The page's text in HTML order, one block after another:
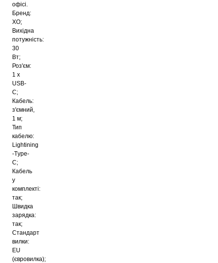
офісі.
Бренд:
ХО;
Вихідна
потужність:
30
Вт;
Роз'єм:
1 x
USB-
C;
Кабель:
з'ємний,
1 м;
Тип
кабелю:
Lightining
-Тype-
С;
Кабель
у
комплекті:
так;
Швидка
зарядка:
так;
Стандарт
вилки:
EU
(євровилка);